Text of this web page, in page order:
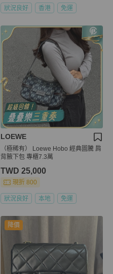
狀況良好 香港 免運
LOEWE
（極稀有） Loewe Hobo 經典圖騰 肩
背腋下包 專櫃7.3萬
TWD 25,000
現折 800
狀況良好 本地 免運
降價